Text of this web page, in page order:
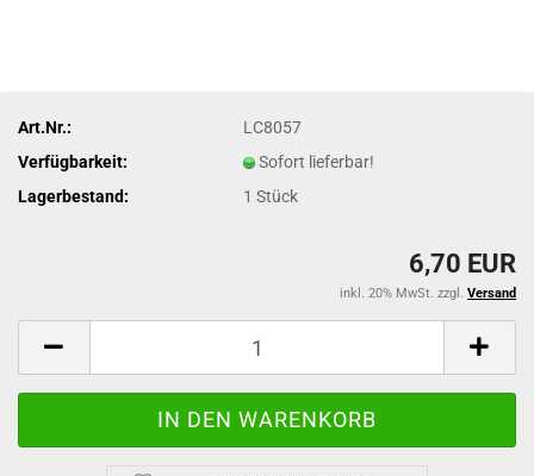
Art.Nr.:
LC8057
Verfügbarkeit:
Sofort lieferbar!
Lagerbestand:
1Stück
6,70 EUR
inkl. 20% MwSt. zzgl. Versand